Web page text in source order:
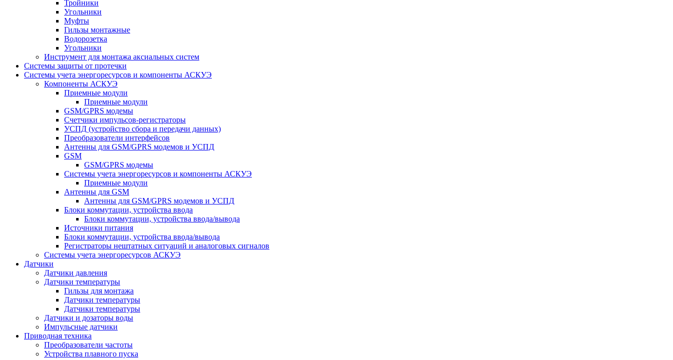
Тройники
Угольники
Муфты
Гильзы монтажные
Водорозетка
Угольники
Инструмент для монтажа аксиальных систем
Системы защиты от протечки
Системы учета энергоресурсов и компоненты АСКУЭ
Компоненты АСКУЭ
Приемные модули
Приемные модули
GSM/GPRS модемы
Счетчики импульсов-регистраторы
УСПД (устройство сбора и передачи данных)
Преобразователи интерфейсов
Антенны для GSM/GPRS модемов и УСПД
GSM
GSM/GPRS модемы
Системы учета энергоресурсов и компоненты АСКУЭ
Приемные модули
Антенны для GSM
Антенны для GSM/GPRS модемов и УСПД
Блоки коммутации, устройства ввода
Блоки коммутации, устройства ввода/вывода
Источники питания
Блоки коммутации, устройства ввода/вывода
Регистраторы нештатных ситуаций и аналоговых сигналов
Системы учета энергоресурсов АСКУЭ
Датчики
Датчики давления
Датчики температуры
Гильзы для монтажа
Датчики температуры
Датчики температуры
Датчики и дозаторы воды
Импульсные датчики
Приводная техника
Преобразователи частоты
Устройства плавного пуска